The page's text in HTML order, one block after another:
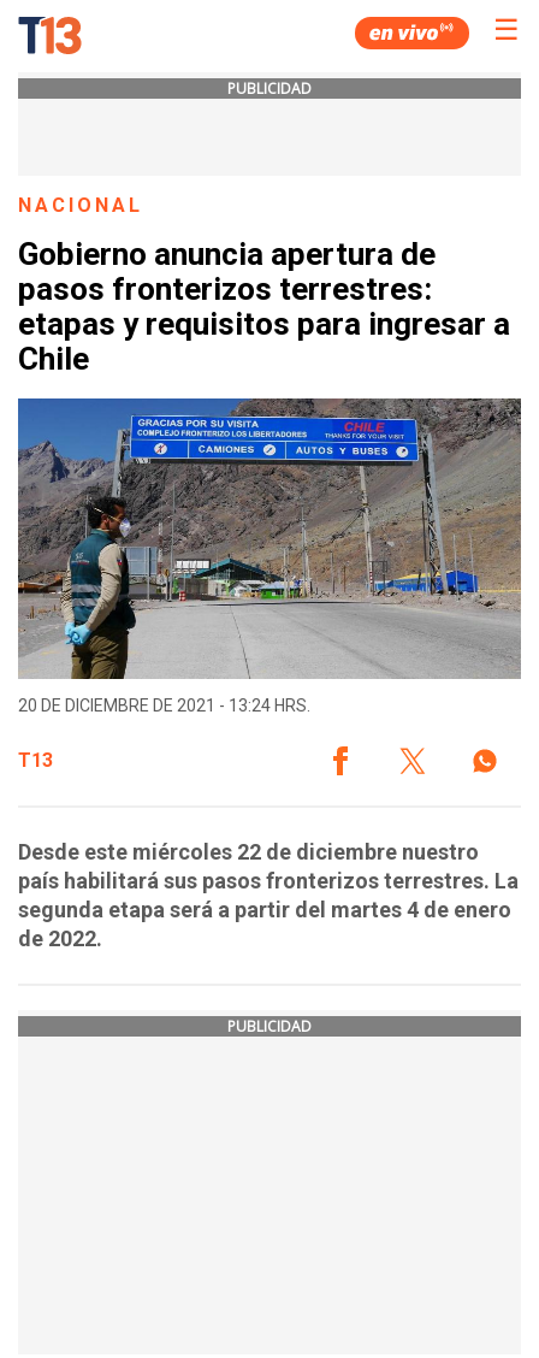
☰
PUBLICIDAD
NACIONAL
Gobierno anuncia apertura de
pasos fronterizos terrestres:
etapas y requisitos para ingresar a
Chile
20 DE DICIEMBRE DE 2021 - 13:24 HRS.
T13
Desde este miércoles 22 de diciembre nuestro
país habilitará sus pasos fronterizos terrestres. La
segunda etapa será a partir del martes 4 de enero
de 2022.
PUBLICIDAD